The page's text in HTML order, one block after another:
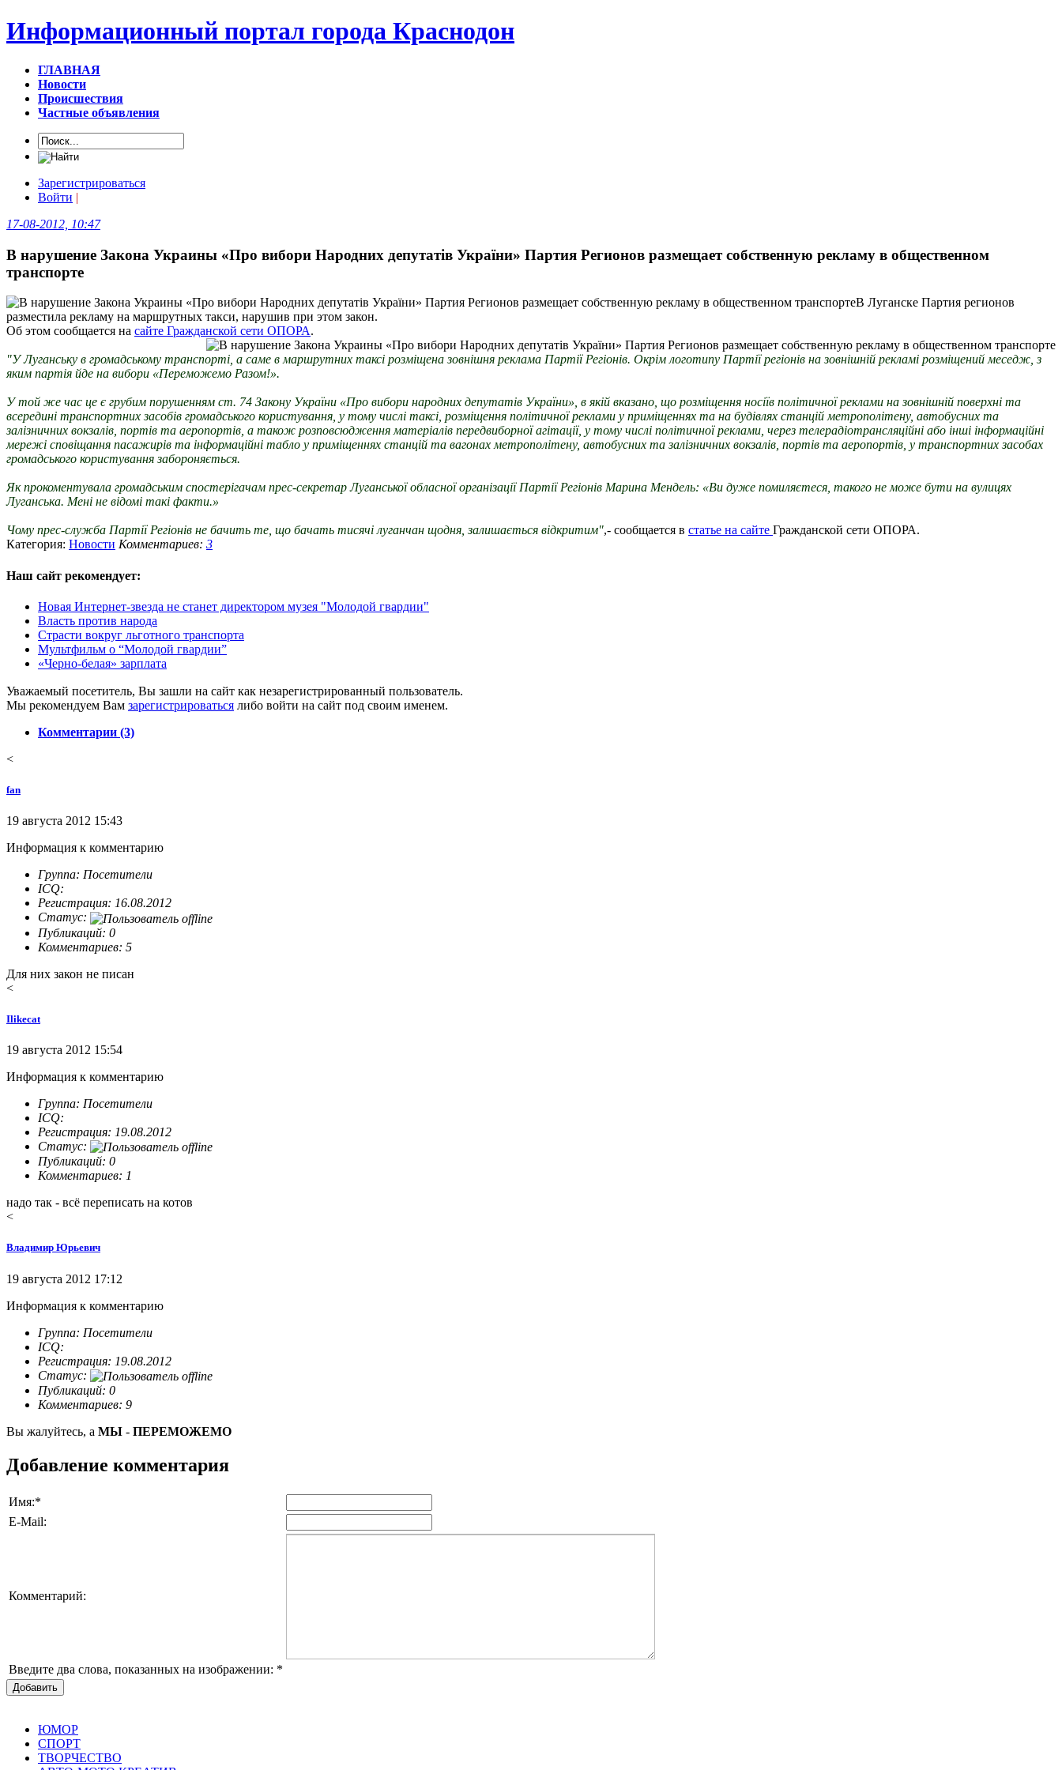
Информационный портал города Краснодон
ГЛАВНАЯ
Новости
Происшествия
Частные объявления
Зарегистрироваться
Войти |
17-08-2012, 10:47
В нарушение Закона Украины «Про вибори Народних депутатів України» Партия Регионов размещает собственную рекламу в общественном
транспорте
В Луганске Партия регионов
разместила рекламу на маршрутных такси, нарушив при этом закон.
Об этом сообщается на сайте Гражданской сети ОПОРА.
"У Луганську в громадському транспорті, а саме в маршрутних таксі розміщена зовнішня реклама Партії Регіонів. Окрім логотипу Партії регіонів на зовнішній рекламі розміщений меседж, з
яким партія йде на вибори «Переможемо Разом!».
У той же час це є грубим порушенням ст. 74 Закону України «Про вибори народних депутатів України», в якій вказано, що розміщення носіїв політичної реклами на зовнішній поверхні та
всередині транспортних засобів громадського користування, у тому числі таксі, розміщення політичної реклами у приміщеннях та на будівлях станцій метрополітену, автобусних та
залізничних вокзалів, портів та аеропортів, а також розповсюдження матеріалів передвиборної агітації, у тому числі політичної реклами, через телерадіотрансляційні або інші інформаційні
мережі сповіщання пасажирів та інформаційні табло у приміщеннях станцій та вагонах метрополітену, автобусних та залізничних вокзалів, портів та аеропортів, у транспортних засобах
громадського користування забороняється.
Як прокоментувала громадським спостерігачам прес-секретар Луганської обласної організації Партії Регіонів Марина Мендель: «Ви дуже помиляєтеся, такого не може бути на вулицях
Луганська. Мені не відомі такі факти.»
Чому прес-служба Партії Регіонів не бачить те, що бачать тисячі луганчан щодня, залишається відкритим",- сообщается в статье на сайте Гражданской сети ОПОРА.
Категория: Новости Комментариев: 3
Наш сайт рекомендует:
Новая Интернет-звезда не станет директором музея "Молодой гвардии"
Власть против народа
Страсти вокруг льготного транспорта
Мультфильм о “Молодой гвардии”
«Черно-белая» зарплата
Уважаемый посетитель, Вы зашли на сайт как незарегистрированный пользователь.
Мы рекомендуем Вам зарегистрироваться либо войти на сайт под своим именем.
Комментарии (3)
<
fan
19 августа 2012 15:43
Информация к комментарию
Группа: Посетители
ICQ:
Регистрация: 16.08.2012
Статус:
Публикаций: 0
Комментариев: 5
Для них закон не писан
<
Ilikecat
19 августа 2012 15:54
Информация к комментарию
Группа: Посетители
ICQ:
Регистрация: 19.08.2012
Статус:
Публикаций: 0
Комментариев: 1
надо так - всё переписать на котов
<
Владимир Юрьевич
19 августа 2012 17:12
Информация к комментарию
Группа: Посетители
ICQ:
Регистрация: 19.08.2012
Статус:
Публикаций: 0
Комментариев: 9
Вы жалуйтесь, а МЫ - ПЕРЕМОЖЕМО
Добавление комментария
Имя:*
E-Mail:
Комментарий:
Введите два слова, показанных на изображении: *
Добавить
ЮМОР
СПОРТ
ТВОРЧЕСТВО